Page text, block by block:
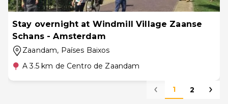
Stay overnight at Windmill Village Zaanse
Schans - Amsterdam
Zaandam, Países Baixos
A 3.5 km de Centro de Zaandam
1 2